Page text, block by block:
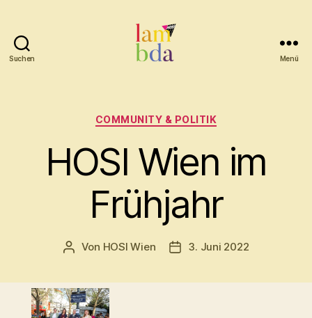
Suchen Menü
Kategorien
COMMUNITY & POLITIK
HOSI Wien im
Frühjahr
Beitragsautor
Von HOSI Wien Beitragsdatum
3. Juni 2022